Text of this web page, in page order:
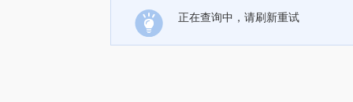
正在查询中，请刷新重试